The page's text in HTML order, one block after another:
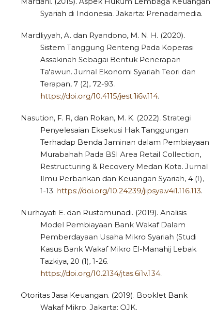
Syariah di Indonesia. Jakarta: Prenadamedia.
Mardliyyah, A. dan Ryandono, M. N. H. (2020).
Sistem Tanggung Renteng Pada Koperasi
Assakinah Sebagai Bentuk Penerapan
Ta'awun. Jurnal Ekonomi Syariah Teori dan
Terapan, 7 (2), 72-93.
https://doi.org/10.4115/jest.1i6v.114.
Nasution, F. R, dan Rokan, M. K. (2022). Strategi
Penyelesaian Eksekusi Hak Tanggungan
Terhadap Benda Jaminan dalam Pembiayaan
Murabahah Pada BSI Area Retail Collection,
Restructuring & Recovery Medan Kota. Jurnal
Ilmu Perbankan dan Keuangan Syariah, 4 (1),
1-13. https://doi.org/10.24239/jipsya.v4i1.116.113.
Nurhayati E. dan Rustamunadi. (2019). Analisis
Model Pembiayaan Bank Wakaf Dalam
Pemberdayaan Usaha Mikro Syariah (Studi
Kasus Bank Wakaf Mikro El-Manahij Lebak.
Tazkiya, 20 (1), 1-26.
https://doi.org/10.2134/jtas.6i1v.134.
Otoritas Jasa Keuangan. (2019). Booklet Bank
Wakaf Mikro. Jakarta: OJK.